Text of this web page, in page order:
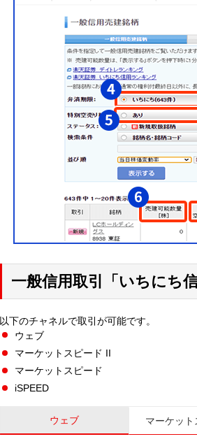
一般信用取引「いちにち
以下のチャネルで取引が可能です。
ウェブ
マーケットスピード II
マーケットスピード
iSPEED
ウェブ マーケッ